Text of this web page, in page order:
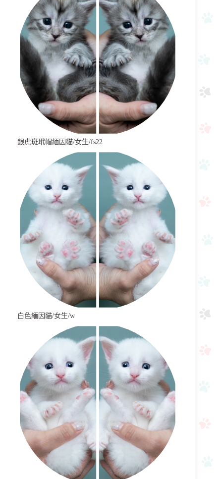
銀虎斑玳帽緬因貓/女生/fs22
白色緬因貓/女生/w